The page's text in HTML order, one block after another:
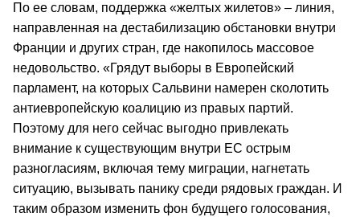
По ее словам, поддержка «желтых жилетов» – линия,
направленная на дестабилизацию обстановки внутри
Франции и других стран, где накопилось массовое
недовольство. «Грядут выборы в Европейский
парламент, на которых Сальвини намерен сколотить
антиевропейскую коалицию из правых партий.
Поэтому для него сейчас выгодно привлекать
внимание к существующим внутри ЕС острым
разногласиям, включая тему миграции, нагнетать
ситуацию, вызывать панику среди рядовых граждан. И
таким образом изменить фон будущего голосования,